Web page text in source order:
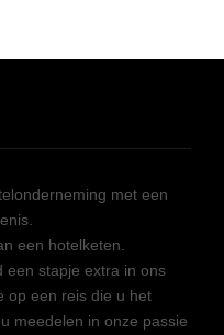
met een
een hotelketen.
een stapje extra in ons
op een reis die u het
meedelen in onze passie